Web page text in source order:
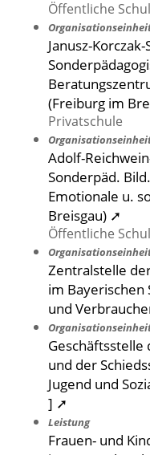
Öffentliche
Janusz-
(Freiburg im
Privatschule
Adolf-
Sonderpäd.
Emotionale u.
Breisgau) ➚
Öffentliche
Zentralstelle
im
und
und der
Jugend und
] ➚
Leistung
Frauen- und